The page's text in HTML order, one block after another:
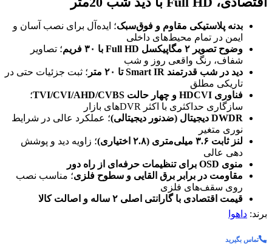
بدنه پلاستیکی مقاوم و فوق‌سبک؛ ایده‌آل برای نصب آسان و
ایمن در تمام محیط‌های داخلی
وضوح تصویر ۲ مگاپیکسل Full HD با ۳۰ فریم
؛ تصاویر
شفاف، رنگ واقعی روز و شب
دید در شب قدرتمند Smart IR تا ۲۰ متر
؛ ثبت جزئیات حتی در
تاریکی مطلق
فناوری HDCVI و چهار حالت TVI/CVI/AHD/CVBS
؛
سازگاری حداکثری با اکثر DVRهای بازار
DWDR دیجیتال (ضدنور دیجیتالی)
؛ عملکرد عالی در شرایط
نوری متغیر
لنز ثابت ۳.۶ میلی‌متری (۲.۸ اختیاری)
؛ زاویه دید و پوشش
دهی عالی
منوی OSD برای تنظیمات حرفه‌ای از راه دور
مقاومت در برابر برق القایی و سطوح فلزی؛ مناسب نصب
روی سقف‌های فلزی
قیمت اقتصادی با گارانتی اصلی ۲ ساله و اصالت کالا
برند: داهوا
تماس بگیرید